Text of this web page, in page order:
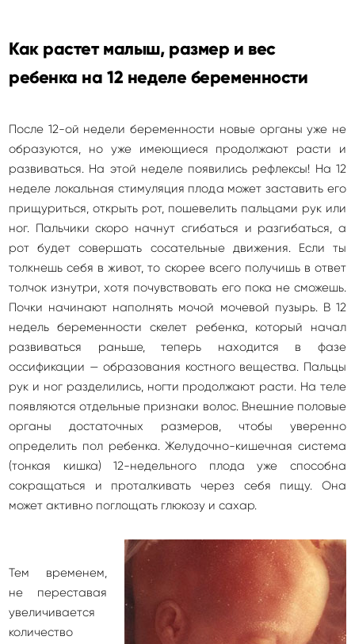
Как растет малыш, размер и вес
ребенка на 12 неделе беременности
После 12-ой недели беременности новые органы уже не
образуются, но уже имеющиеся продолжают расти и
развиваться. На этой неделе появились рефлексы! На 12
неделе локальная стимуляция плода может заставить его
прищуриться, открыть рот, пошевелить пальцами рук или
ног. Пальчики скоро начнут сгибаться и разгибаться, а
рот будет совершать сосательные движения. Если ты
толкнешь себя в живот, то скорее всего получишь в ответ
толчок изнутри, хотя почувствовать его пока не сможешь.
Почки начинают наполнять мочой мочевой пузырь. В 12
недель беременности скелет ребенка, который начал
развиваться раньше, теперь находится в фазе
оссификации — образования костного вещества. Пальцы
рук и ног разделились, ногти продолжают расти. На теле
появляются отдельные признаки волос. Внешние половые
органы достаточных размеров, чтобы уверенно
определить пол ребенка. Желудочно-кишечная система
(тонкая кишка) 12-недельного плода уже способна
сокращаться и проталкивать через себя пищу. Она
может активно поглощать глюкозу и сахар.
Тем временем,
не переставая
увеличивается
количество